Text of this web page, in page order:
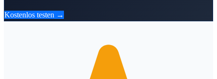
Kostenlos testen →